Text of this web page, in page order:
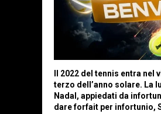
Il 2022 del tennis entra nel
terzo dell’anno solare. La
Nadal, appiedati da
dare forfait per infortunio,